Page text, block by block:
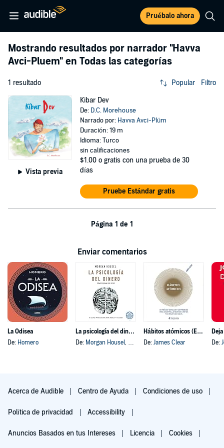
Pruébalo ahora
Mostrando resultados por narrador "Havva
Avci-Pluem" en Todas las categorías
1 resultado Popular Filtro
Vista previa
Kibar Dev
De: D.C. Morehouse
Narrado por: Havva Avci-Plüm
Duración: 19 m
Idioma: Turco
sin calificaciones
$1.00 o gratis con una prueba de 30
días
Pruebe Estándar gratis
Página 1 de 1
Enviar comentarios
La Odisea
De: Homero
La psicología del dinero
De: Morgan Housel, y otros
Hábitos atómicos (Español neutro)
De: James Clear
De:
Acerca de Audible Centro de Ayuda Condiciones de uso
Política de privacidad Accessibility
Anuncios Basados en tus Intereses Licencia Cookies